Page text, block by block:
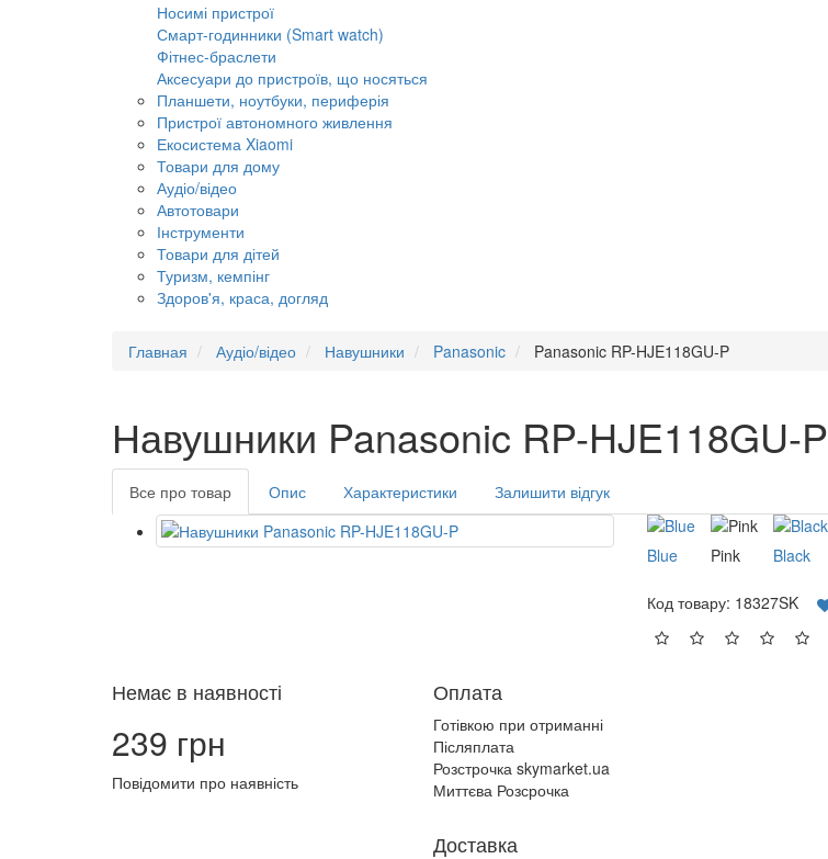
Носимі пристрої
Смарт-годинники (Smart watch)
Фітнес-браслети
Аксесуари до пристроїв, що носяться
Планшети, ноутбуки, периферія
Пристрої автономного живлення
Екосистема Xiaomi
Товари для дому
Аудіо/відео
Автотовари
Інструменти
Товари для дітей
Туризм, кемпінг
Здоров'я, краса, догляд
Главная Аудіо/відео Навушники Panasonic Panasonic RP-HJE118GU-P
Навушники Panasonic RP-HJE118GU-P
Все про товар Опис Характеристики Залишити відгук
Blue Pink Black
Код товару: 18327SK
Немає в наявності
239 грн
Повідомити про наявність
Оплата
Готівкою при отриманні
Післяплата
Розстрочка skymarket.ua
Миттєва Розсрочка
Доставка